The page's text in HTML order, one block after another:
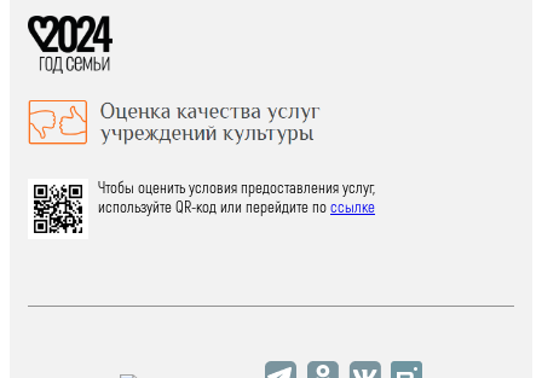
Чтобы оценить условия предоставления услуг,
используйте QR-код или перейдите поссылке